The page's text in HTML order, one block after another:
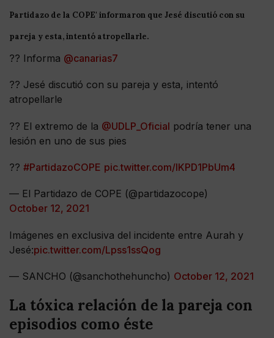
Partidazo de la COPE' informaron que Jesé discutió con su
pareja y esta, intentó atropellarle.
?? Informa @canarias7
?? Jesé discutió con su pareja y esta, intentó
atropellarle
?? El extremo de la @UDLP_Oficial podría tener una
lesión en uno de sus pies
?? #PartidazoCOPE pic.twitter.com/IKPD1PbUm4
— El Partidazo de COPE (@partidazocope)
October 12, 2021
Imágenes en exclusiva del incidente entre Aurah y
Jesé:pic.twitter.com/Lpss1ssQog
— SANCHO (@sanchothehuncho) October 12, 2021
La tóxica relación de la pareja con
episodios como éste